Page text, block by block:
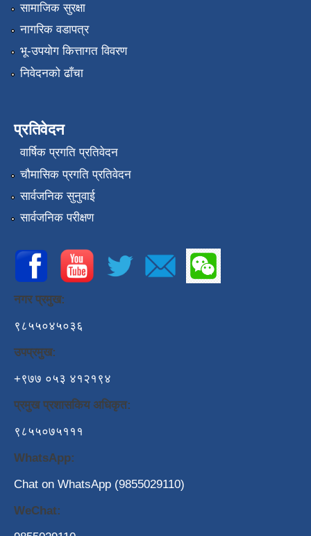
सामाजिक सुरक्षा
नागरिक वडापत्र
भू-उपयोग कित्तागत विवरण
निवेदनको ढाँचा
प्रतिवेदन
वार्षिक प्रगति प्रतिवेदन
चौमासिक प्रगति प्रतिवेदन
सार्वजनिक सुनुवाई
सार्वजनिक परीक्षण
नगर प्रमुख:
९८५५०४५०३६
उपप्रमुख:
+९७७ ०५३ ४१२१९४
प्रमुख प्रशासकिय अधिकृत:
९८५५०७५१११
WhatsApp:
Chat on WhatsApp (9855029110)
WeChat: